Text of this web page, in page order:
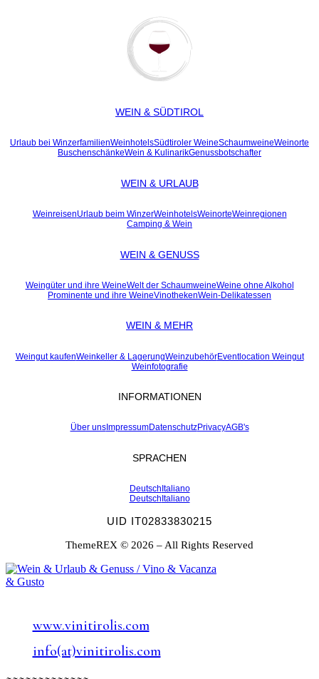
WEIN & SÜDTIROL
Urlaub bei WinzerfamilienWeinhotelsSüdtiroler WeineSchaumweineWeinorte
BuschenschänkeWein & KulinarikGenussbotschafter
WEIN & URLAUB
WeinreisenUrlaub beim WinzerWeinhotelsWeinorteWeinregionen
Camping & Wein
WEIN & GENUSS
Weingüter und ihre WeineWelt der SchaumweineWeine ohne Alkohol
Prominente und ihre WeineVinothekenWein-Delikatessen
WEIN & MEHR
Weingut kaufenWeinkeller & LagerungWeinzubehörEventlocation Weingut
Weinfotografie
INFORMATIONEN
Über unsImpressumDatenschutzPrivacyAGB's
SPRACHEN
Deutsch Italiano
Deutsch Italiano
UID IT02833830215
ThemeREX © 2026 – All Rights Reserved
www.vinitirolis.com
info(at)vinitirolis.com